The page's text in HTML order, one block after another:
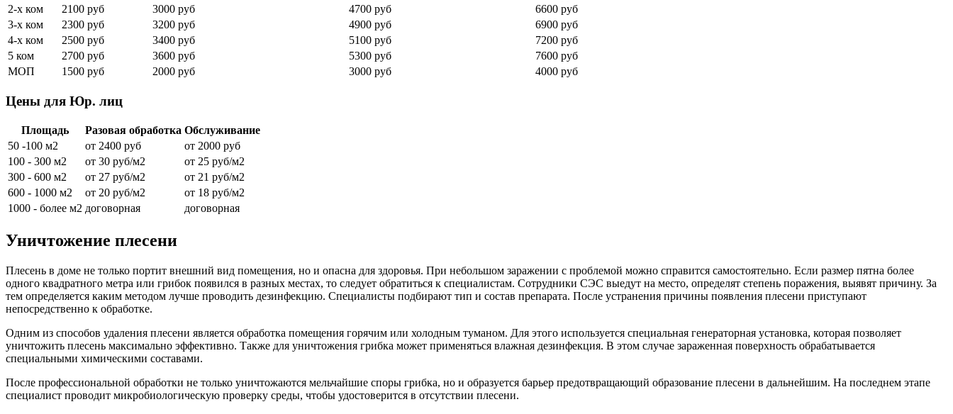
2-х ком
2100 руб 3000 руб 4700 руб
6600 руб
3-х ком
2300 руб 3200 руб 4900 руб
6900 руб
4-х ком
2500 руб 3400 руб 5100 руб
7200 руб
5 ком
2700 руб 3600 руб 5300 руб
7600 руб
МОП
1500 руб 2000 руб 3000 руб 4000 руб
Цены для Юр. лиц
Площадь Разовая обработка Обслуживание
50 -100 м2
от 2400 руб
от 2000 руб
100 - 300 м2
от 30 руб/м2
от 25 руб/м2
300 - 600 м2
от 27 руб/м2
от 21 руб/м2
600 - 1000 м2
от 20 руб/м2
от 18 руб/м2
1000 - более м2 договорная договорная
Уничтожение плесени
Плесень в доме не только портит внешний вид помещения, но и опасна для здоровья. При небольшом заражении с проблемой можно справится самостоятельно. Если размер пятна более
одного квадратного метра или грибок появился в разных местах, то следует обратиться к специалистам. Сотрудники СЭС выедут на место, определят степень поражения, выявят причину. За
тем определяется каким методом лучше проводить дезинфекцию. Специалисты подбирают тип и состав препарата. После устранения причины появления плесени приступают
непосредственно к обработке.
Одним из способов удаления плесени является обработка помещения горячим или холодным туманом. Для этого используется специальная генераторная установка, которая позволяет
уничтожить плесень максимально эффективно. Также для уничтожения грибка может применяться влажная дезинфекция. В этом случае зараженная поверхность обрабатывается
специальными химическими составами.
После профессиональной обработки не только уничтожаются мельчайшие споры грибка, но и образуется барьер предотвращающий образование плесени в дальнейшим. На последнем этапе
специалист проводит микробиологическую проверку среды, чтобы удостоверится в отсутствии плесени.